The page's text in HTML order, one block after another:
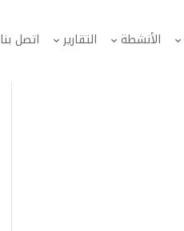
الأنشطة التقارير اتصل بنا